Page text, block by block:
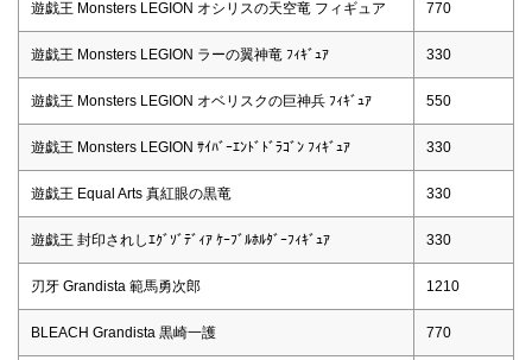
遊戯王 Monsters LEGION オシリスの天空竜 フィギュア 770
遊戯王 Monsters LEGION ラーの翼神竜 ﾌｨｷﾞｭｱ 330
遊戯王 Monsters LEGION オベリスクの巨神兵 ﾌｨｷﾞｭｱ 550
遊戯王 Monsters LEGION ｻｲﾊﾞｰｴﾝﾄﾞﾄﾞﾗｺﾞﾝ ﾌｨｷﾞｭｱ 330
遊戯王 Equal Arts 真紅眼の黒竜 330
遊戯王 封印されしｴｸﾞｿﾞﾃﾞｨｱ ｹｰﾌﾞﾙﾎﾙﾀﾞｰﾌｨｷﾞｭｱ 330
刃牙 Grandista 範馬勇次郎 1210
BLEACH Grandista 黒崎一護 770